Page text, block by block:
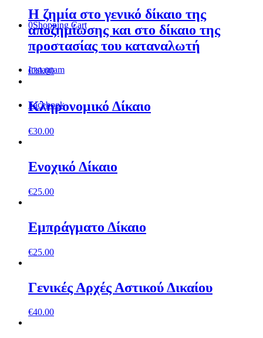
0Shopping Cart
Instagram
Facebook
Η ζηµία στο γενικό δίκαιο της
αποζηµίωσης και στο δίκαιο της
προστασίας του καταναλωτή
€30.00
Κληρονομικό Δίκαιο
€30.00
Ενοχικό Δίκαιο
€25.00
Εμπράγματο Δίκαιο
€25.00
Γενικές Αρχές Αστικού Δικαίου
€40.00